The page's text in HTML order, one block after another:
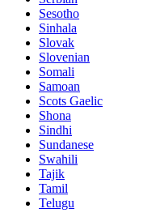
Sesotho
Sinhala
Slovak
Slovenian
Somali
Samoan
Scots Gaelic
Shona
Sindhi
Sundanese
Swahili
Tajik
Tamil
Telugu